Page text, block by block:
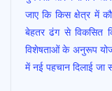
जाए कि किस क्षेत्र में
बेहतर ढंग से विकसित
विशेषताओं के अनुरूप
में नई पहचान दिलाई जा